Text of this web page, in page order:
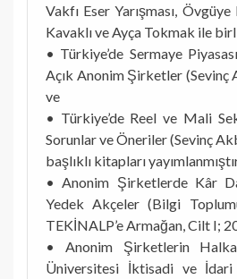
Vakfı Eser Yarışması,
Kavaklı ve Ayça Tokmak ile
• Türkiye’de Sermaye
Açık Anonim Şirketler
ve
• Türkiye’de Reel ve Mali
Sorunlar ve Öneriler (Sevinç
başlıklı kitapları
• Anonim Şirketlerde Kâr
Yedek Akçeler (Bilgi
TEKİNALP’e Armağan, Cilt I;
• Anonim Şirketlerin Halka
Üniversitesi İktisadi ve